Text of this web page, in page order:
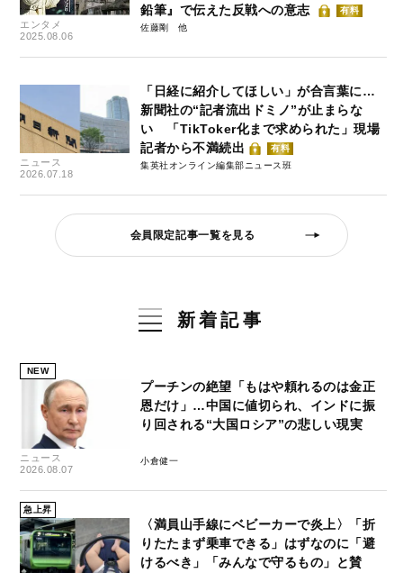
エンタメ
2025.08.06
鉛筆』で伝えた反戦への意志
有料
佐藤剛
ニュース
2026.07.18
「日経に紹介してほしい」が合言葉に…
新聞社の“記者流出ドミノ”が止まらな
い 「TikToker化まで求められた」現場
記者から不満続出
有料
集英社オンライン編集部ニュース班
会員限定記事一覧を見る
新着記事
NEW
ニュース
2026.08.07
プーチンの絶望「もはや頼れるのは金正
恩だけ」…中国に値切られ、インドに振
り回される“大国ロシア”の悲しい現実
小倉健一
急上昇
〈満員山手線にベビーカーで炎上〉「折
りたたまず乗車できる」はずなのに「避
けるべき」「みんなで守るもの」と賛